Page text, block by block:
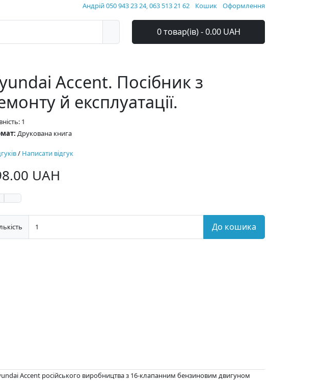
Андрій 050 943 23 24, 063 513 21 62 Кошик Оформлення
0 товар(ів) - 0.00 UAH
Accent. Посібник з
й експлуатації.
1
Друкована книга
/ Написати відгук
UAH
До кошика
Accent російського виробництва з 16-клапанним бензиновим двигуном